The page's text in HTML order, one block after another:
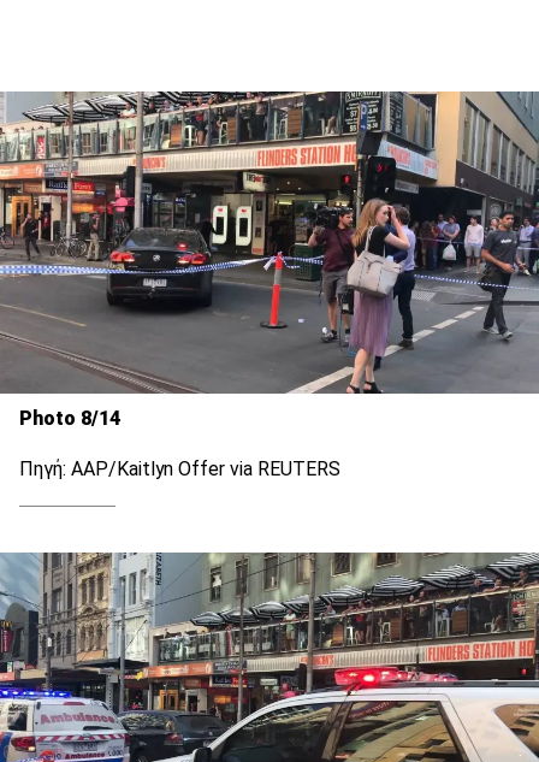
Photo 8/14
Πηγή: AAP/Kaitlyn Offer via REUTERS